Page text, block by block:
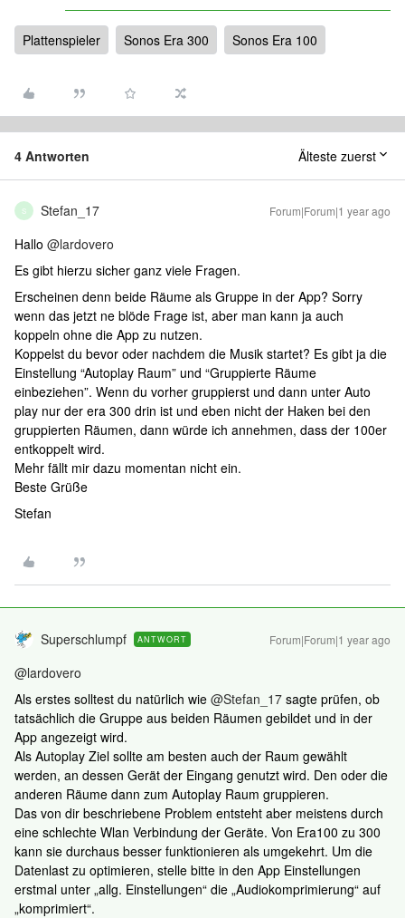
Plattenspieler Sonos Era 300 Sonos Era 100
4 Antworten Älteste zuerst
S Stefan_17 Forum|Forum|1 year ago
Hallo ​ @lardovero
Es gibt hierzu sicher ganz viele Fragen.
Erscheinen denn beide Räume als Gruppe in der App? Sorry
wenn das jetzt ne blöde Frage ist, aber man kann ja auch
koppeln ohne die App zu nutzen.
Koppelst du bevor oder nachdem die Musik startet? Es gibt ja die
Einstellung “Autoplay Raum” und “Gruppierte Räume
einbeziehen”. Wenn du vorher gruppierst und dann unter Auto
play nur der era 300 drin ist und eben nicht der Haken bei den
gruppierten Räumen, dann würde ich annehmen, dass der 100er
entkoppelt wird.
Mehr fällt mir dazu momentan nicht ein.
Beste Grüße
Stefan
Superschlumpf ANTWORT Forum|Forum|1 year ago
@lardovero
Als erstes solltest du natürlich wie ​ @Stefan_17 sagte prüfen, ob
tatsächlich die Gruppe aus beiden Räumen gebildet und in der
App angezeigt wird.
Als Autoplay Ziel sollte am besten auch der Raum gewählt
werden, an dessen Gerät der Eingang genutzt wird. Den oder die
anderen Räume dann zum Autoplay Raum gruppieren.
Das von dir beschriebene Problem entsteht aber meistens durch
eine schlechte Wlan Verbindung der Geräte. Von Era100 zu 300
kann sie durchaus besser funktionieren als umgekehrt. Um die
Datenlast zu optimieren, stelle bitte in den App Einstellungen
erstmal unter „allg. Einstellungen“ die „Audiokomprimierung“ auf
„komprimiert“.